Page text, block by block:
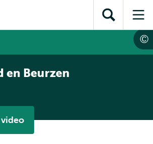
inhoud
Direct naar
subnavigatieToon
zoekveld
en Beurzen
video